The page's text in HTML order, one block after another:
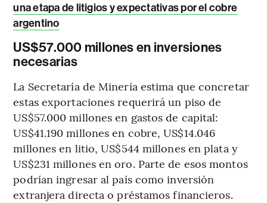
una etapa de litigios y expectativas por el cobre
argentino
US$57.000 millones en inversiones
necesarias
La Secretaría de Minería estima que concretar
estas exportaciones requerirá un piso de
US$57.000 millones en gastos de capital:
US$41.190 millones en cobre, US$14.046
millones en litio, US$544 millones en plata y
US$231 millones en oro. Parte de esos montos
podrían ingresar al país como inversión
extranjera directa o préstamos financieros.